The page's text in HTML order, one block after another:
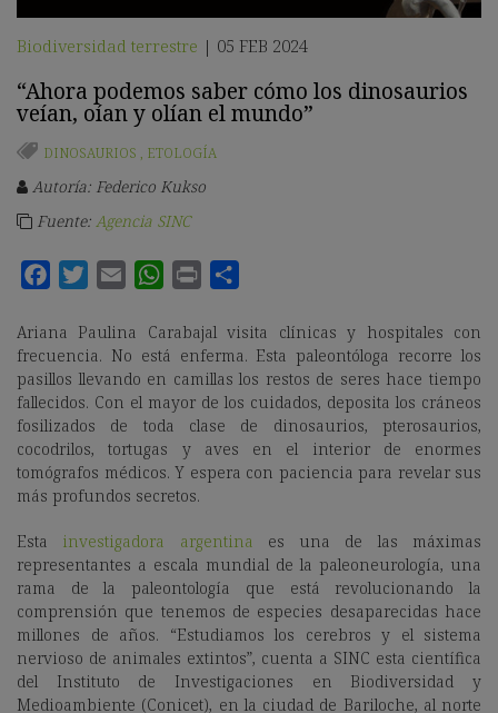
Biodiversidad terrestre | 05 FEB 2024
“Ahora podemos saber cómo los dinosaurios
veían, oían y olían el mundo”
DINOSAURIOS , ETOLOGÍA
Autoría: Federico Kukso
Fuente: Agencia SINC
Ariana Paulina Carabajal visita clínicas y hospitales con
frecuencia. No está enferma. Esta paleontóloga recorre los
pasillos llevando en camillas los restos de seres hace tiempo
fallecidos. Con el mayor de los cuidados, deposita los cráneos
fosilizados de toda clase de dinosaurios, pterosaurios,
cocodrilos, tortugas y aves en el interior de enormes
tomógrafos médicos. Y espera con paciencia para revelar sus
más profundos secretos.
Esta investigadora argentina
es una de las máximas
representantes a escala mundial de la paleoneurología, una
rama de la paleontología que está revolucionando la
comprensión que tenemos de especies desaparecidas hace
millones de años. “Estudiamos los cerebros y el sistema
nervioso de animales extintos”, cuenta a SINC esta científica
del Instituto de Investigaciones en Biodiversidad y
Medioambiente (Conicet), en la ciudad de Bariloche, al norte